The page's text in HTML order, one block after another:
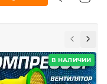
В НАЛИЧИИ